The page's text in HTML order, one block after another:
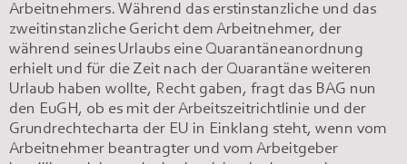
Arbeitnehmers. Während das erstinstanzliche und das
zweitinstanzliche Gericht dem Arbeitnehmer, der
während seines Urlaubs eine Quarantäneanordnung
erhielt und für die Zeit nach der Quarantäne weiteren
Urlaub haben wollte, Recht gaben, fragt das BAG nun
den EuGH, ob es mit der Arbeitszeitrichtlinie und der
Grundrechtecharta der EU in Einklang steht, wenn vom
Arbeitnehmer beantragter und vom Arbeitgeber